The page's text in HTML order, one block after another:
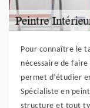
Pour connaître le
nécessaire de faire
permet d’étudier
Spécialiste en
structure et tout